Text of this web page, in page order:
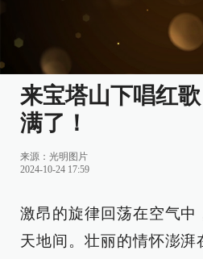
来宝塔山下唱红
满了！
来源： 光明图片
2024-10-24 17:59
激昂的旋律回荡在空气中
天地间。壮丽的情怀澎